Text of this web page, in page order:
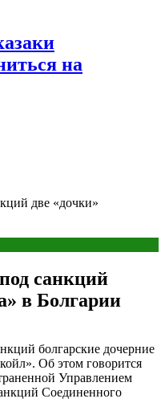
на
две «дочки»
санкций
в Болгарии
болгарские дочерние
Об этом говорится
Управлением
Соединенного